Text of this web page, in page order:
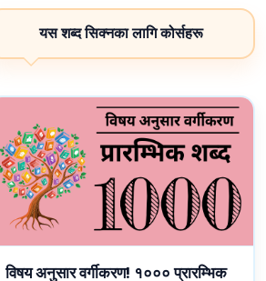
यस शब्द सिक्नका लागि कोर्सहरू
विषय अनुसार वर्गीकरण! १००० प्रारम्भिक